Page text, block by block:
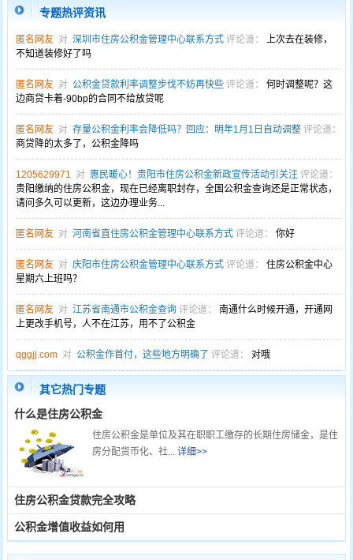
专题热评资讯
匿名网友 对 深圳市住房公积金管理中心联系方式 评论道：
上次去在装修，
不知道装修好了吗
匿名网友 对 公积金贷款利率调整步伐不妨再快些 评论道：
何时调整呢？这
边商贷卡着-90bp的合同不给放贷呢
匿名网友 对 存量公积金利率会降低吗？回应：明年1月1日自动调整 评论道：
商贷降的太多了，公积金降吗
1205629971 对 惠民暖心！贵阳市住房公积金新政宣传活动引关注 评论道：
贵阳缴纳的住房公积金，现在已经离职封存，全国公积金查询还是正常状态，
请问多久可以更新，这边办理业务...
匿名网友 对 河南省直住房公积金管理中心联系方式 评论道： 你好
匿名网友 对 庆阳市住房公积金管理中心联系方式 评论道：
住房公积金中心
星期六上班吗？
匿名网友 对 江苏省南通市公积金查询 评论道：
南通什么时候开通，开通网
上更改手机号，人不在江苏，用不了公积金
qggjj.com 对 公积金作首付，这些地方明确了 评论道： 对哦
其它热门专题
什么是住房公积金
住房公积金是单位及其在职职工缴存的长期住房储金，是住
房分配货币化、社...详细>>
住房公积金贷款完全攻略
公积金增值收益如何用